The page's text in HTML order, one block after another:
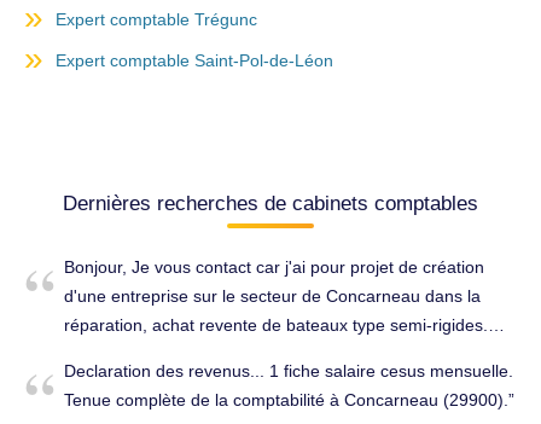
Expert comptable Trégunc
Expert comptable Saint-Pol-de-Léon
Dernières recherches de cabinets comptables
Bonjour, Je vous contact car j'ai pour projet de création
d'une entreprise sur le secteur de Concarneau dans la
réparation, achat revente de bateaux type semi-rigides.
cherche donc un cabinet comptable me suivant à l'année
dans ce projet et pouvant m'organiser un business plan.
Declaration des revenus... 1 fiche salaire cesus mensuelle.
Tenue complète de la comptabilité à Concarneau (29900).